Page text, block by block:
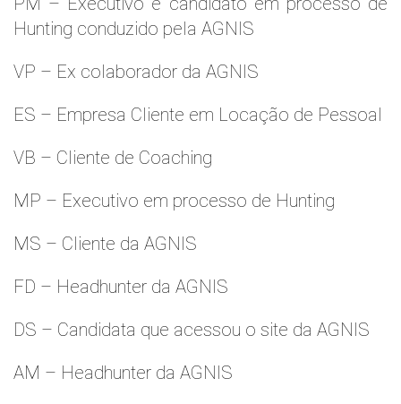
Hunting conduzido pela AGNIS
VP – Ex colaborador da AGNIS
ES – Empresa Cliente em Locação de Pessoal
VB – Cliente de Coaching
MP – Executivo em processo de Hunting
MS – Cliente da AGNIS
FD – Headhunter da AGNIS
DS – Candidata que acessou o site da AGNIS
AM – Headhunter da AGNIS